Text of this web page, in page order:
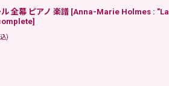
全幕 ピアノ 楽譜 [Anna-Marie Holmes : "La
]
)